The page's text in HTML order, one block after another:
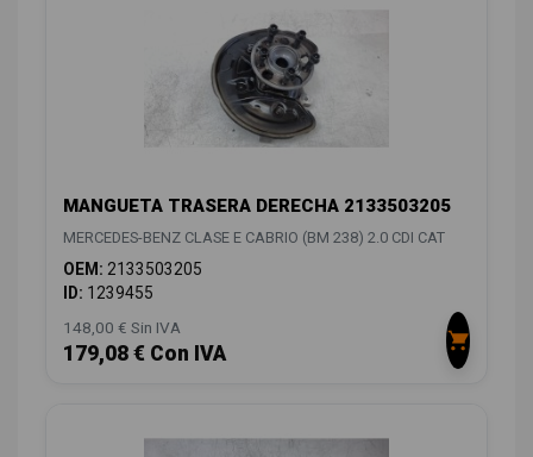
MANGUETA TRASERA DERECHA 2133503205
MERCEDES-BENZ CLASE E CABRIO (BM 238) 2.0 CDI CAT
OEM: 2133503205
ID: 1239455
148,00 € Sin IVA
179,08 € Con IVA